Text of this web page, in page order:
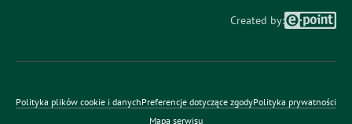
Created by:
Polityka plików cookie i danychPreferencje dotyczące zgodyPolityka prywatności
Mapa serwisu